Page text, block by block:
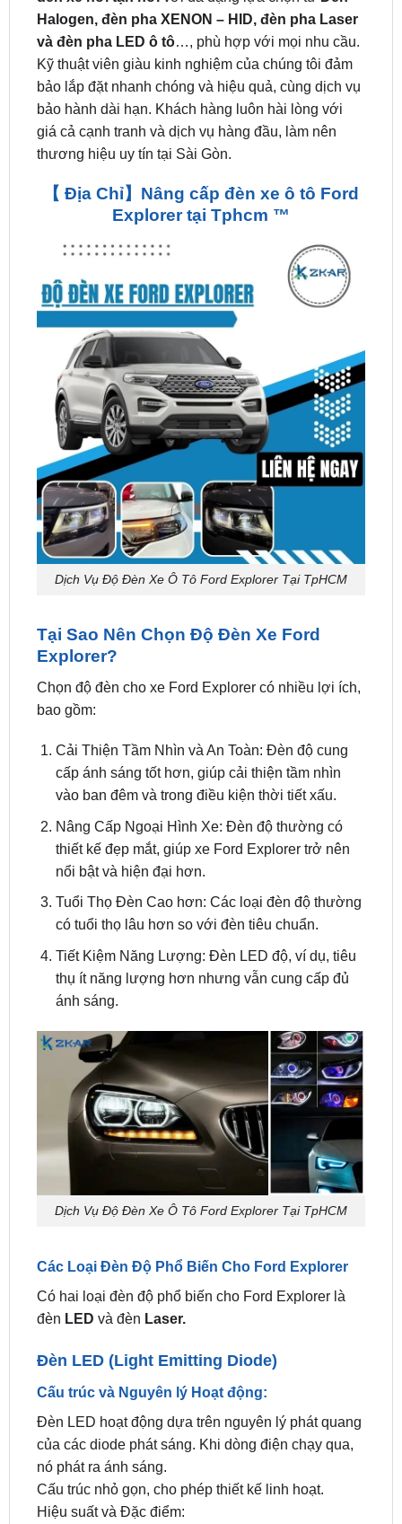
Kỹ thuật viên giàu kinh nghiệm của chúng tôi đảm
bảo lắp đặt nhanh chóng và hiệu quả, cùng dịch vụ
bảo hành dài hạn. Khách hàng luôn hài lòng với
giá cả cạnh tranh và dịch vụ hàng đầu, làm nên
thương hiệu uy tín tại Sài Gòn.
【 Địa Chỉ】Nâng cấp đèn xe ô tô Ford
Dịch Vụ Độ Đèn Xe Ô Tô Ford Explorer Tại TpHCM
Tại Sao Nên Chọn Độ Đèn Xe Ford
Chọn độ đèn cho xe Ford Explorer có nhiều lợi ích,
bao gồm:
Cải Thiện Tầm Nhìn và An Toàn: Đèn độ cung
vào ban đêm và trong điều kiện thời tiết xấu.
Nâng Cấp Ngoại Hình Xe: Đèn độ thường có
thiết kế đẹp mắt, giúp xe Ford Explorer trở nên
nổi bật và hiện đại hơn.
Tuổi Thọ Đèn Cao hơn: Các loại đèn độ thường
có tuổi thọ lâu hơn so với đèn tiêu chuẩn.
Tiết Kiệm Năng Lượng: Đèn LED độ, ví dụ, tiêu
thụ ít năng lượng hơn nhưng vẫn cung cấp đủ
ánh sáng.
Dịch Vụ Độ Đèn Xe Ô Tô Ford Explorer Tại TpHCM
Các Loại Đèn Độ Phổ Biến Cho Ford Explorer
đèn LEDvà đènLaser.
Đèn LED (Light Emitting Diode)
của các diode phát sáng. Khi dòng điện chạy qua,
nó phát ra ánh sáng.
Cấu trúc nhỏ gọn, cho phép thiết kế linh hoạt.
Hiệu suất và Đặc điểm:
Tiêu thụ năng lượng thấp, hiệu quả năng lượng
cao.